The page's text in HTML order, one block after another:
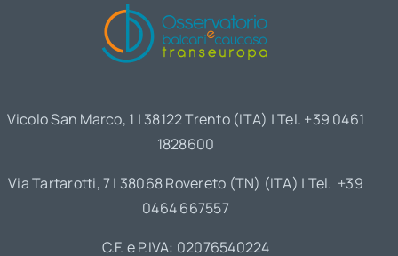
Vicolo San Marco, 1 | 38122 Trento (ITA) | Tel. +39 0461
1828600
Via Tartarotti, 7 | 38068 Rovereto (TN) (ITA) | Tel. +39
0464 667557
C.F. e P.IVA: 02076540224